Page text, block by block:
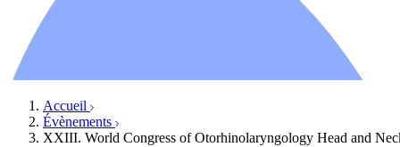
Évènements
Accueil
Évènements
XXIII. World Congress of Otorhinolaryngology Head and